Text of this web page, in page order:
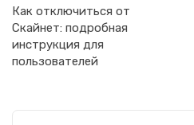
Как отключиться от
Скайнет: подробная
инструкция для
пользователей